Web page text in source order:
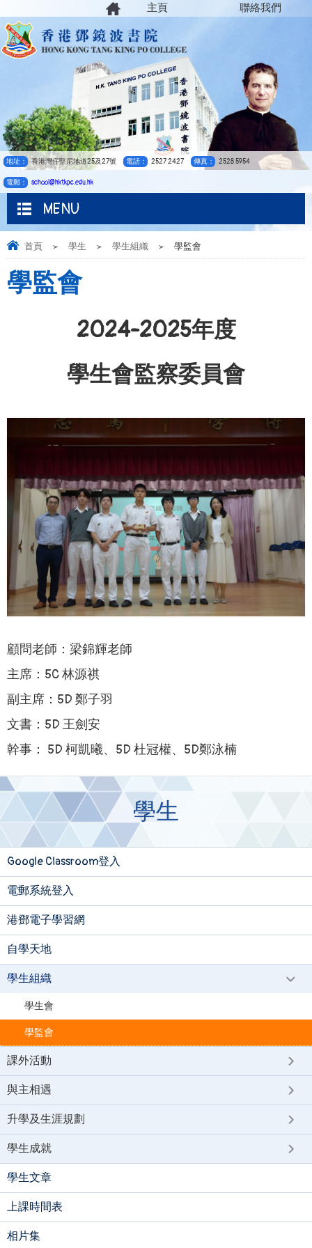
地址： 香港灣仔堅尼地道25及27號 電話： 2527 2427 傳真： 2528 5954
電郵： school@hktkpc.edu.hk
聯絡我們
主頁
MENU
首頁 > 學生 > 學生組織 > 學監會
學監會
2024-2025年度
學生會監察委員會
顧問老師：梁錦輝老師
主席：5C 林源祺
副主席：5D 鄭子羽
文書：5D 王劍安
幹事： 5D 柯凱曦、5D 杜冠權、5D鄭泳楠
學生
Google Classroom登入
電郵系統登入
港鄧電子學習網
自學天地
學生組織
學生會
學監會
課外活動
與主相遇
升學及生涯規劃
學生成就
學生文章
上課時間表
相片集